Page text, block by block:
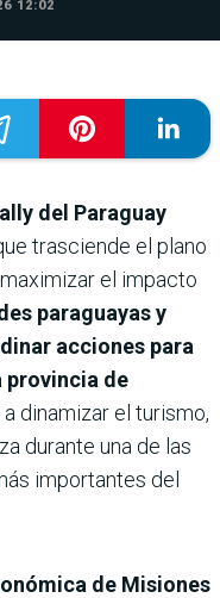
12:02
del Paraguay
trasciende el plano
el impacto
paraguayas y
acciones para
de
dinamizar el turismo,
durante una de las
importantes del
de Misiones